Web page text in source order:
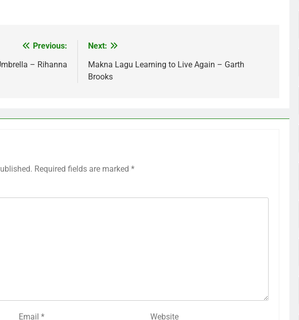
Previous:
– Rihanna
Next:
Makna Lagu Learning to Live Again – Garth
Brooks
Required fields are marked *
Email * Website